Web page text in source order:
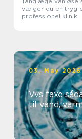
vælger du en tryg
professionel klinik
03. May 2026
Vvs faxe sådan finder du den rette hjælp
til vand,